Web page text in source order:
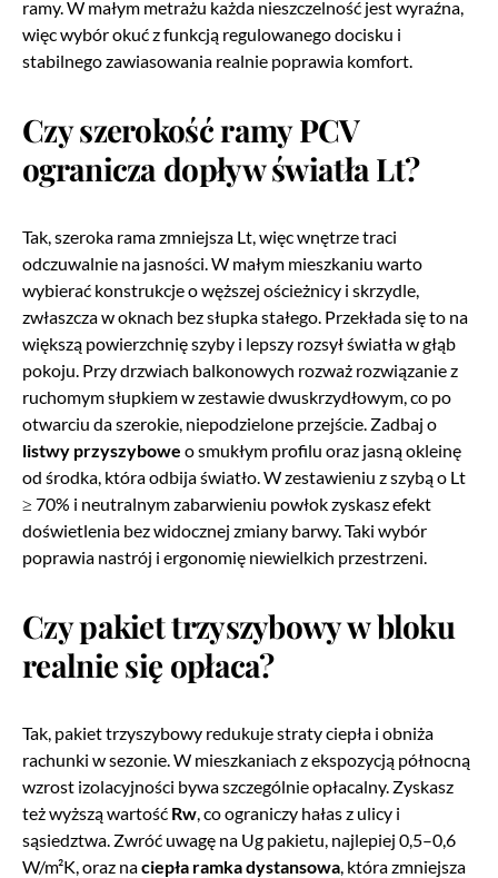
ramy. W małym metrażu każda nieszczelność jest wyraźna,
więc wybór okuć z funkcją regulowanego docisku i
stabilnego zawiasowania realnie poprawia komfort.
Czy szerokość ramy PCV
ogranicza dopływ światła Lt?
Tak, szeroka rama zmniejsza Lt, więc wnętrze traci
odczuwalnie na jasności. W małym mieszkaniu warto
wybierać konstrukcje o węższej ościeżnicy i skrzydle,
zwłaszcza w oknach bez słupka stałego. Przekłada się to na
większą powierzchnię szyby i lepszy rozsył światła w głąb
pokoju. Przy drzwiach balkonowych rozważ rozwiązanie z
ruchomym słupkiem w zestawie dwuskrzydłowym, co po
otwarciu da szerokie, niepodzielone przejście. Zadbaj o
listwy przyszybowe o smukłym profilu oraz jasną okleinę
od środka, która odbija światło. W zestawieniu z szybą o Lt
≥ 70% i neutralnym zabarwieniu powłok zyskasz efekt
doświetlenia bez widocznej zmiany barwy. Taki wybór
poprawia nastrój i ergonomię niewielkich przestrzeni.
Czy pakiet trzyszybowy w bloku
realnie się opłaca?
Tak, pakiet trzyszybowy redukuje straty ciepła i obniża
rachunki w sezonie. W mieszkaniach z ekspozycją północną
wzrost izolacyjności bywa szczególnie opłacalny. Zyskasz
też wyższą wartość Rw, co ograniczy hałas z ulicy i
sąsiedztwa. Zwróć uwagę na Ug pakietu, najlepiej 0,5–0,6
W/m²K, oraz naciepła ramka dystansowa, która zmniejsza